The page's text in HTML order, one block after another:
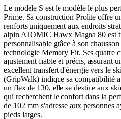
Le modèle S est le modèle le plus
Prime. Sa construction Prolite offre
renforts uniquement aux endroits
alpin ATOMIC Hawx Magna 80 est
personnalisable grâce à son
technologie Memory Fit. Ses quatre
ajustement fiable et précis, assurant
excellent transfert d'énergie vers le
(GripWalk) indique sa compatibilité
un flex de 130, elle se destine aux
qui recherchent le confort dans la
de 102 mm s'adresse aux personnes
pieds larges.